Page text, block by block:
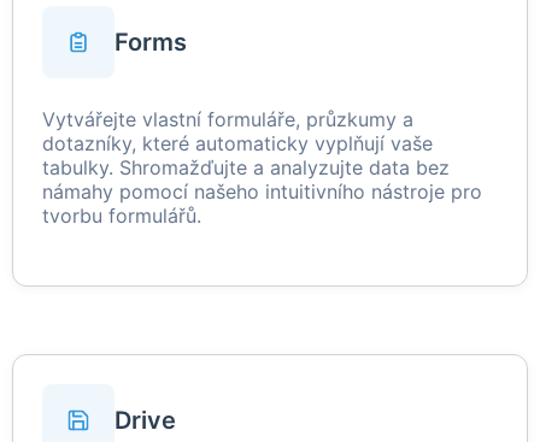
Forms
Vytvářejte vlastní formuláře, průzkumy a
dotazníky, které automaticky vyplňují vaše
tabulky. Shromažďujte a analyzujte data bez
námahy pomocí našeho intuitivního nástroje pro
tvorbu formulářů.
Drive